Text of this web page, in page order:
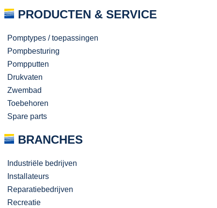
PRODUCTEN & SERVICE
Pomptypes / toepassingen
Pompbesturing
Pompputten
Drukvaten
Zwembad
Toebehoren
Spare parts
BRANCHES
Industriële bedrijven
Installateurs
Reparatiebedrijven
Recreatie